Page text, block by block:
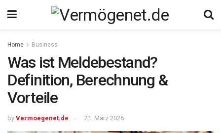
Home Business
Was ist Meldebestand?
Definition, Berechnung &
Vorteile
by Vermoegenet.de 21. März 2026